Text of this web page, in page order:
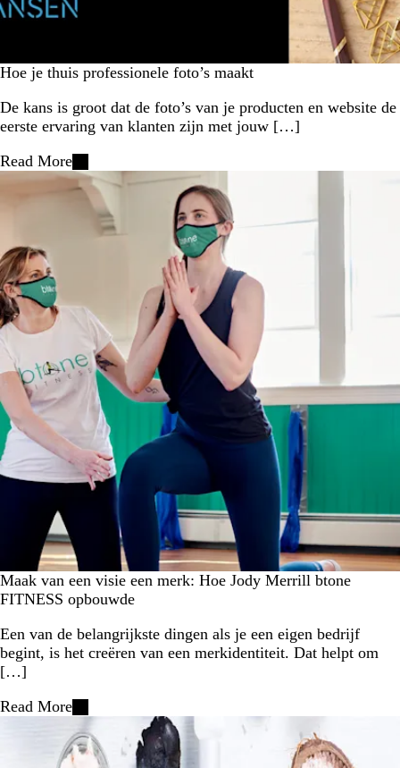
Hoe je thuis professionele foto’s maakt
De kans is groot dat de foto’s van je producten en website de
eerste ervaring van klanten zijn met jouw […]
Read More
Maak van een visie een merk: Hoe Jody Merrill btone
FITNESS opbouwde
Een van de belangrijkste dingen als je een eigen bedrijf
begint, is het creëren van een merkidentiteit. Dat helpt om
[…]
Read More